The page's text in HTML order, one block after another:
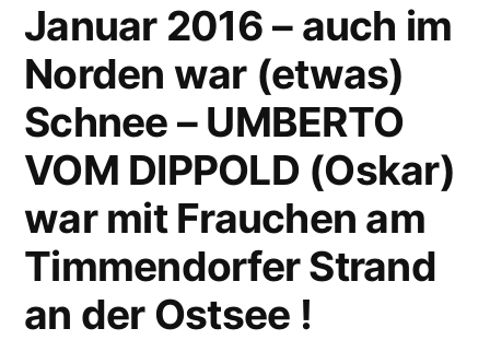
Januar 2016 – auch im
Norden war (etwas)
Schnee – UMBERTO
VOM DIPPOLD (Oskar)
war mit Frauchen am
Timmendorfer Strand
an der Ostsee !